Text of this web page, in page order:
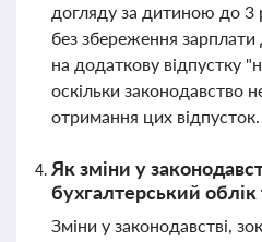
догляду за дитиною до 3
без збереження зарплати
на додаткову відпустку
оскільки законодавство
отримання цих відпусток.
Як зміни у
бухгалтерський облік
Зміни у законодавстві,